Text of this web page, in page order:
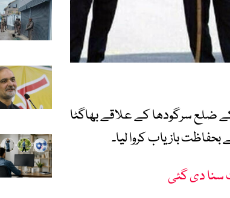
کے ضلع سرگودھا کے علاقے بھاگٹا
بازیاب کروا لیا۔
سنا دی گئی